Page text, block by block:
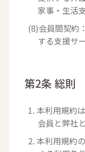
家事・生活
(8)会員間契約
する支援サ
第2条 総則
1. 本利用規約
会員と弊社
2. 本利用規約